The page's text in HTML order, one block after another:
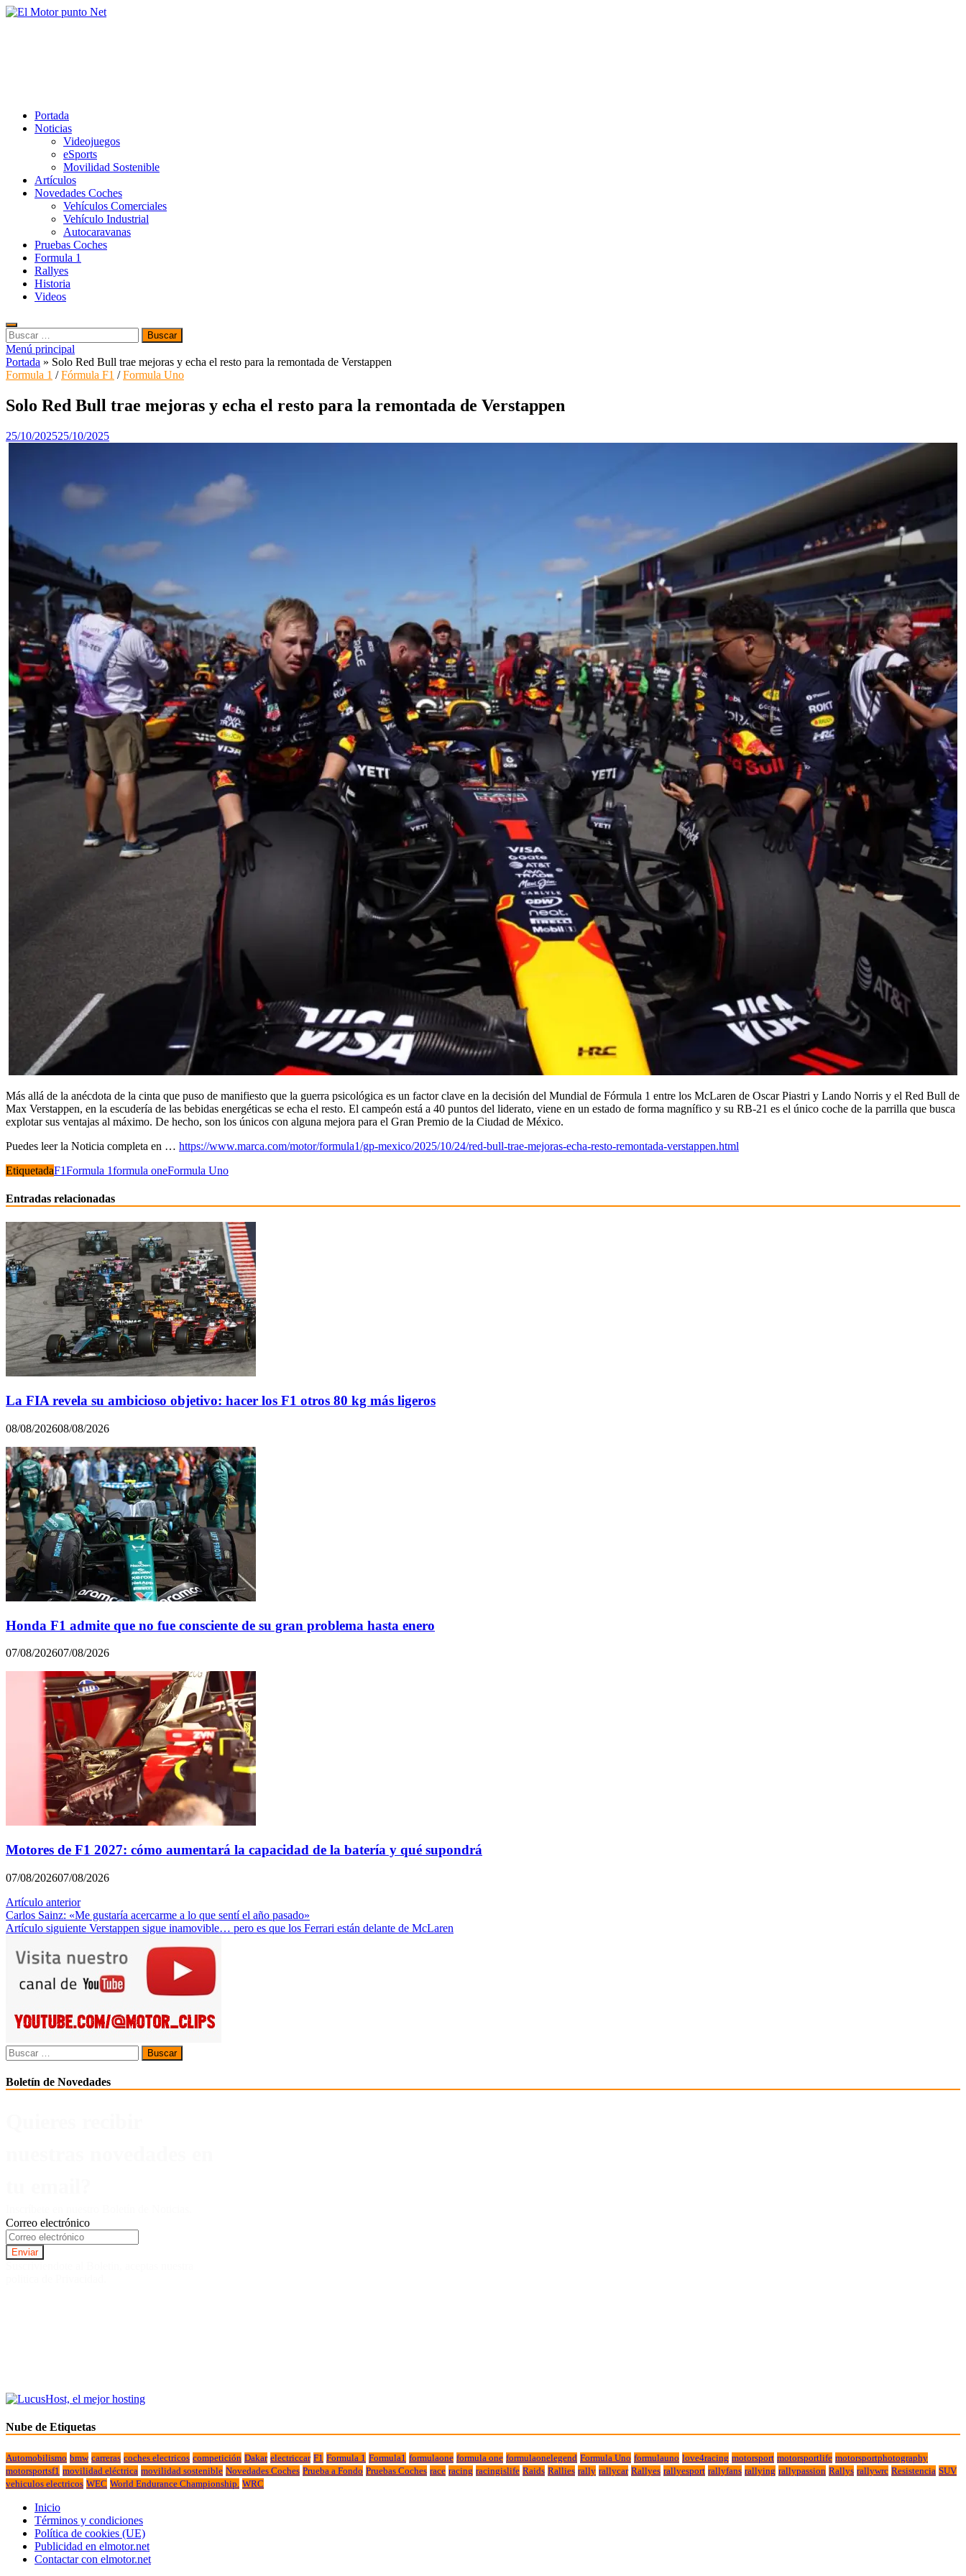
Saltar
Portada
Noticias
Videojuegos
eSports
Movilidad Sostenible
Artículos
Novedades Coches
Vehículos Comerciales
Vehículo Industrial
Autocaravanas
Pruebas Coches
Formula 1
Rallyes
Historia
Videos
Buscar:
Menú principal
Portada » Solo Red Bull trae mejoras y echa el resto para la remontada de Verstappen
Formula 1 /Fórmula F1 /Formula Uno
Solo Red Bull trae mejoras y echa el resto para la remontada de Verstappen
25/10/202525/10/2025
Más allá de la anécdota de la cinta que puso de manifiesto que la guerra psicológica es un factor clave en la decisión del Mundial de Fórmula 1 entre los McLaren de Oscar Piastri y Lando Norris y el Red Bull de
Max Verstappen, en la escudería de las bebidas energéticas se echa el resto. El campeón está a 40 puntos del liderato, viene en un estado de forma magnífico y su RB-21 es el único coche de la parrilla que busca
explotar sus ventajas al máximo. De hecho, son los únicos con alguna mejora para el Gran Premio de la Ciudad de México.
Puedes leer la Noticia completa en … https://www.marca.com/motor/formula1/gp-mexico/2025/10/24/red-bull-trae-mejoras-echa-resto-remontada-verstappen.html
EtiquetadaF1Formula 1formula oneFormula Uno
Entradas relacionadas
La FIA revela su ambicioso objetivo: hacer los F1 otros 80 kg más ligeros
08/08/202608/08/2026
Honda F1 admite que no fue consciente de su gran problema hasta enero
07/08/202607/08/2026
Motores de F1 2027: cómo aumentará la capacidad de la batería y qué supondrá
07/08/202607/08/2026
Navegación
de
Artículo anterior
Carlos Sainz: «Me gustaría acercarme a lo que sentí el año pasado»
Artículo siguiente Verstappen sigue inamovible… pero es que los Ferrari están delante de McLaren
Buscar:
Boletín de Novedades
Correo electrónico
Nube de Etiquetas
Automobilismo bmw carreras coches electricos competición Dakar electriccar F1 Formula 1 Formula1 formulaone formula one formulaonelegend Formula Uno formulauno love4racing motorsport motorsportlife motorsportphotography
motorsportsf1 movilidad eléctrica movilidad sostenible Novedades Coches Prueba a Fondo Pruebas Coches race racing racingislife Raids Rallies rally rallycar Rallyes rallyesport rallyfans rallying rallypassion Rallys rallywrc Resistencia SUV
vehiculos electricos WEC World Endurance Championship. WRC
Inicio
Términos y condiciones
Política de cookies (UE)
Publicidad en elmotor.net
Contactar con elmotor.net